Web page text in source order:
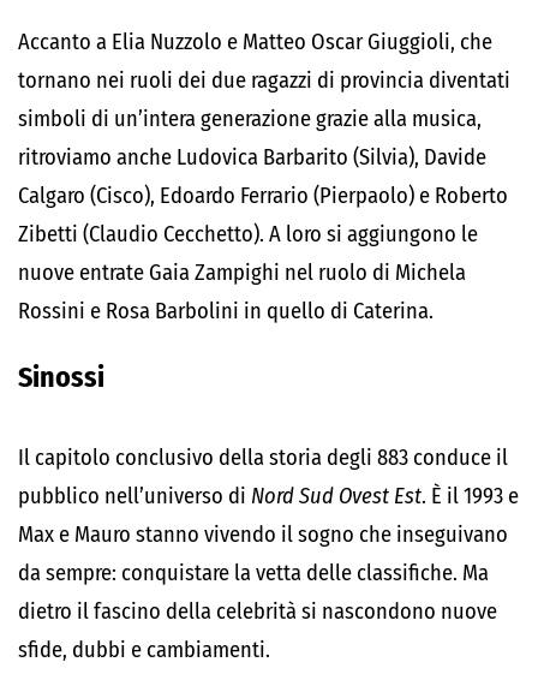
Accanto a Elia Nuzzolo e Matteo Oscar Giuggioli, che
tornano nei ruoli dei due ragazzi di provincia diventati
simboli di un’intera generazione grazie alla musica,
ritroviamo anche Ludovica Barbarito (Silvia), Davide
Calgaro (Cisco), Edoardo Ferrario (Pierpaolo) e Roberto
Zibetti (Claudio Cecchetto). A loro si aggiungono le
nuove entrate Gaia Zampighi nel ruolo di Michela
Rossini e Rosa Barbolini in quello di Caterina.
Sinossi
Il capitolo conclusivo della storia degli 883 conduce il
pubblico nell’universo di Nord Sud Ovest Est. È il 1993 e
Max e Mauro stanno vivendo il sogno che inseguivano
da sempre: conquistare la vetta delle classifiche. Ma
dietro il fascino della celebrità si nascondono nuove
sfide, dubbi e cambiamenti.